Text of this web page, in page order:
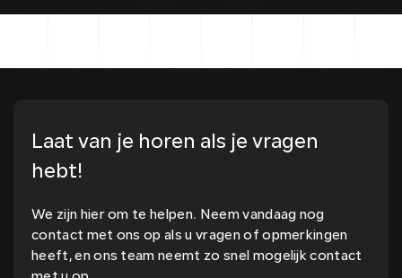
Laat van je horen als je vragen
hebt!
We zijn hier om te helpen. Neem vandaag nog
contact met ons op als u vragen of opmerkingen
heeft, en ons team neemt zo snel mogelijk contact